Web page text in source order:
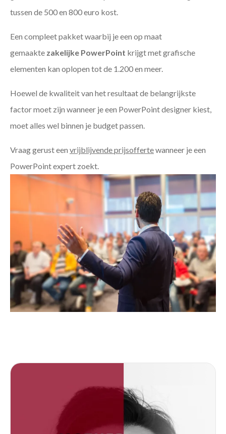
tussen de 500 en 800 euro kost.
Een compleet pakket waarbij je een op maat
gemaakte zakelijke PowerPoint krijgt met grafische
elementen kan oplopen tot de 1.200 en meer.
Hoewel de kwaliteit van het resultaat de belangrijkste
factor moet zijn wanneer je een PowerPoint designer kiest,
moet alles wel binnen je budget passen.
Vraag gerust een vrijblijvende prijsoffertewanneer je een
PowerPoint expert zoekt.